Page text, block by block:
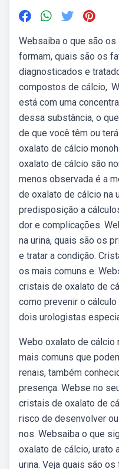
Websaiba o que são
formam, quais são os
diagnosticados e
compostos de cálcio,.
está com uma
dessa substância, o
de que você têm ou
oxalato de cálcio
oxalato de cálcio são
menos observada é a
de oxalato de cálcio na
predisposição a
dor e complicações.
na urina, quais são os
e tratar a condição.
os mais comuns e.
cristais de oxalato de
como prevenir o
dois urologistas
Webo oxalato de cálcio
mais comuns que
renais, também
presença. Webse no
cristais de oxalato de
risco de desenvolver
nos. Websaiba o que
oxalato de cálcio, urato
urina. Veja quais são